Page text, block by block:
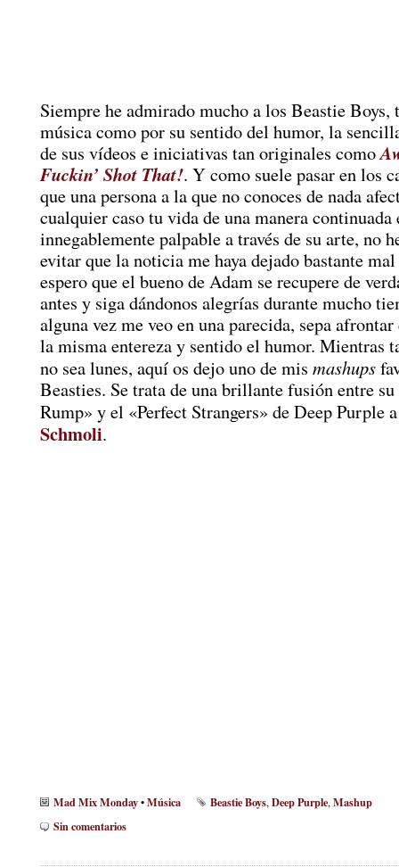
Siempre he admirado mucho a los Beastie Boys,
música como por su sentido del humor, la
de sus vídeos e iniciativas tan originales como
Fuckin’ Shot That!. Y como suele pasar en los
que una persona a la que no conoces de nada
cualquier caso tu vida de una manera continuada
innegablemente palpable a través de su arte, no
evitar que la noticia me haya dejado bastante
espero que el bueno de Adam se recupere de
antes y siga dándonos alegrías durante mucho
alguna vez me veo en una parecida, sepa
la misma entereza y sentido el humor. Mientras
no sea lunes, aquí os dejo uno de mis mashups
Beasties. Se trata de una brillante fusión entre
Rump» y el «Perfect Strangers» de Deep Purple
Schmoli.
Mad Mix Monday•Música Beastie Boys,Deep Purple,Mashup
Sin comentarios